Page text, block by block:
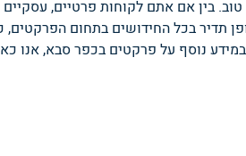
טוב. בין אם אתם לקוחות פרטיים,
תדיר בכל החידושים בתחום
נוסף על פרקטים בכפר סבא, אנו